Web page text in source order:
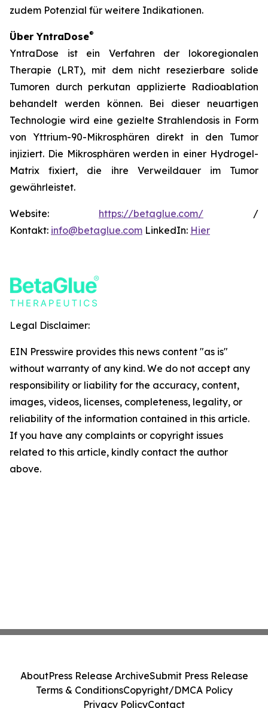
zudem Potenzial für weitere Indikationen.
Über YntraDose®
YntraDose ist ein Verfahren der lokoregionalen
Therapie (LRT), mit dem nicht resezierbare solide
Tumoren durch perkutan applizierte Radioablation
behandelt werden können. Bei dieser neuartigen
Technologie wird eine gezielte Strahlendosis in Form
von Yttrium-90-Mikrosphären direkt in den Tumor
injiziert. Die Mikrosphären werden in einer Hydrogel-
Matrix fixiert, die ihre Verweildauer im Tumor
gewährleistet.
Website: https://betaglue.com/ /
Kontakt: info@betaglue.com LinkedIn: Hier
Legal Disclaimer:
EIN Presswire provides this news content "as is"
without warranty of any kind. We do not accept any
responsibility or liability for the accuracy, content,
images, videos, licenses, completeness, legality, or
reliability of the information contained in this article.
If you have any complaints or copyright issues
related to this article, kindly contact the author
above.
AboutPress Release ArchiveSubmit Press Release
Terms & ConditionsCopyright/DMCA Policy
Privacy PolicyContact